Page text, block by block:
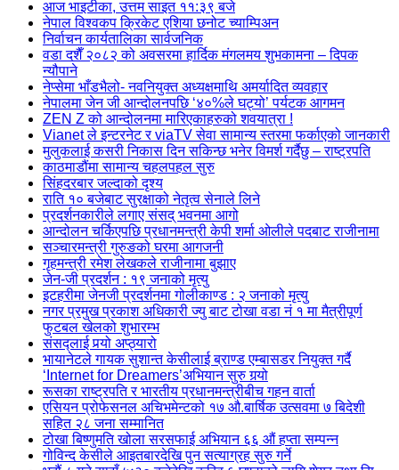
आज भाइटीका, उत्तम साइत ११:३९ बजे
नेपाल विश्वकप क्रिकेट एशिया छनोट च्याम्पिअन
निर्वाचन कार्यतालिका सार्वजनिक
वडा दशैँ २०८२ को अवसरमा हार्दिक मंगलमय शुभकामना – दिपक
न्यौपाने
नेप्सेमा भाँडभैलो- नवनियुक्त अध्यक्षमाथि अमर्यादित व्यवहार
नेपालमा जेन जी आन्दोलनपछि ‘४०%ले घट्यो’ पर्यटक आगमन
ZEN Z को आन्दोलनमा मारिएकाहरुको शवयात्रा !
Vianet ले इन्टरनेट र viaTV सेवा सामान्य स्तरमा फर्काएको जानकारी
मुलुकलाई कसरी निकास दिन सकिन्छ भनेर विमर्श गर्दैछु – राष्ट्रपति
काठमाडौंमा सामान्य चहलपहल सुरु
सिंहदरबार जल्दाको दृश्य
राति १० बजेबाट सुरक्षाको नेतृत्व सेनाले लिने
प्रदर्शनकारीले लगाए संसद् भवनमा आगो
आन्दोलन चर्किएपछि प्रधानमन्त्री केपी शर्मा ओलीले पदबाट ‍राजीनामा
सञ्चारमन्त्री गुरुङको घरमा आगजनी
गृहमन्त्री रमेश लेखकले राजीनामा बुझाए
जेन-जी प्रदर्शन : १९ जनाको मृत्यु
इटहरीमा जेनजी प्रदर्शनमा गोलीकाण्ड : २ जनाको मृत्यु
नगर प्रमुख प्रकाश अधिकारी ज्यु बाट टोखा वडा नं १ मा मैत्रीपूर्ण
फुटबल खेलको शुभारम्भ
संसद्लाई पर्‍यो अप्ठ्यारो
भायानेटले गायक सुशान्त केसीलाई ब्राण्ड एम्बासडर नियुक्त गर्दै
‘Internet for Dreamers’अभियान सुरु गर्‍यो
रूसका राष्ट्रपति र भारतीय प्रधानमन्त्रीबीच गहन वार्ता
एसियन प्रोफेसनल अचिभमेन्टको १७ औ.बार्षिक उत्सवमा ७ बिदेशी
सहित २८ जना सम्मानित
टोखा बिष्णुमति खोला सरसफाई अभियान ६६ औं हप्ता सम्पन्न
गोविन्द केसीले आइतबारदेखि पुन सत्याग्रह सुरु गर्ने